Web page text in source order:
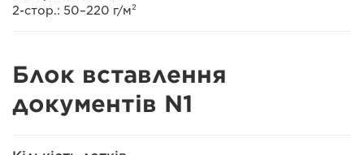
2-стор.: 50–220 г/м²
Блок вставлення
документів N1